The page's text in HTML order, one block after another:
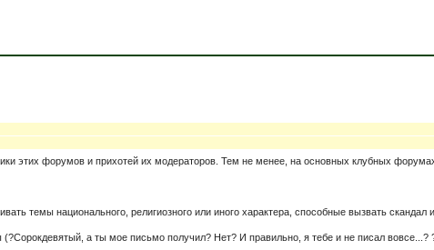
этих форумов и прихотей их модераторов. Тем не менее, на основных клубных
темы национального, религиозного или иного характера, способные вызвать скандал
а ты мое письмо получил? Нет? И правильно, я тебе и не писал вовсе...?